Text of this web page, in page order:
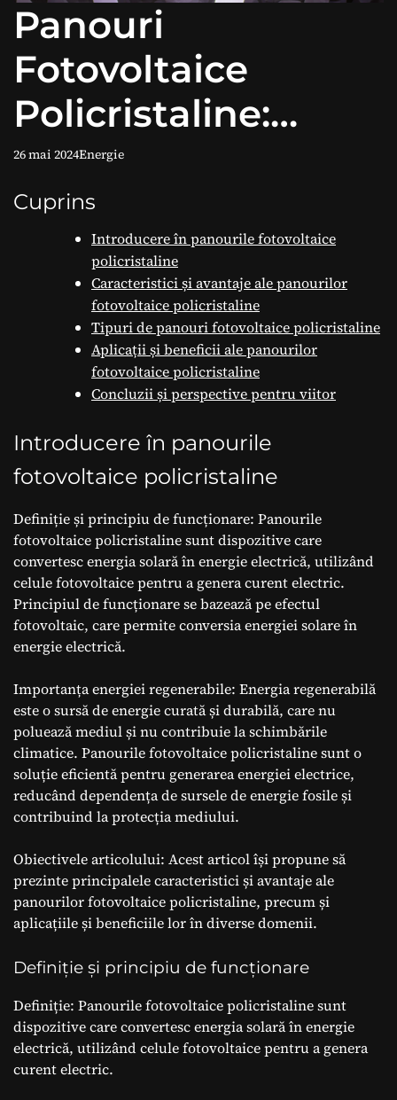
Panouri
Fotovoltaice
Policristaline:
Beneficii și
Aplicații.
26 mai 2024Energie
Cuprins
Introducere în panourile fotovoltaice
policristaline
Caracteristici și avantaje ale panourilor
fotovoltaice policristaline
Tipuri de panouri fotovoltaice policristaline
Aplicații și beneficii ale panourilor
fotovoltaice policristaline
Concluzii și perspective pentru viitor
Introducere în panourile
fotovoltaice policristaline
Definiție și principiu de funcționare: Panourile
fotovoltaice policristaline sunt dispozitive care
convertesc energia solară în energie electrică, utilizând
celule fotovoltaice pentru a genera curent electric.
Principiul de funcționare se bazează pe efectul
fotovoltaic, care permite conversia energiei solare în
energie electrică.
Importanța energiei regenerabile: Energia regenerabilă
este o sursă de energie curată și durabilă, care nu
poluează mediul și nu contribuie la schimbările
climatice. Panourile fotovoltaice policristaline sunt o
soluție eficientă pentru generarea energiei electrice,
reducând dependența de sursele de energie fosile și
contribuind la protecția mediului.
Obiectivele articolului: Acest articol își propune să
prezinte principalele caracteristici și avantaje ale
panourilor fotovoltaice policristaline, precum și
aplicațiile și beneficiile lor în diverse domenii.
Definiție și principiu de funcționare
Definiție: Panourile fotovoltaice policristaline sunt
dispozitive care convertesc energia solară în energie
electrică, utilizând celule fotovoltaice pentru a genera
curent electric.